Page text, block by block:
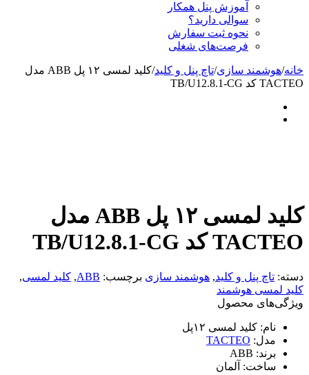
آموزش پنل همکار
سوالی دارید؟
نحوه ثبت سفارش
فرصت‌های شغلی
خانه/هوشمند سازی/تاچ پنل و کلید/
کلید لمسی ۱۲ پل ABB مدل
TACTEO کد TB/U12.8.1-CG
کلید لمسی ۱۲ پل ABB مدل
TACTEO کد TB/U12.8.1-CG
دسته: تاچ پنل و کلید, هوشمند سازی برچسب: ABB
, کلید لمسی,
کلید لمسی هوشمند
ویژگی‌های محصول
نام: کلید لمسی ۱۲پل
مدل: TACTEO
برند: ABB
ساخت: آلمان